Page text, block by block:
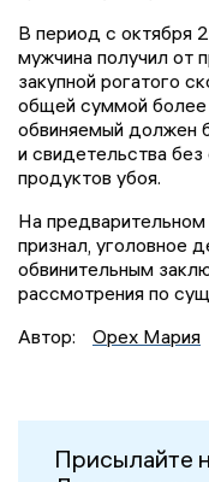
В период с октября
мужчина получил от
закупной рогатого
общей суммой
обвиняемый должен
и свидетельства
продуктов убоя.
На
признал, уголовное
обвинительным
рассмотрения по
Автор:
Орех Мария
Присылайте